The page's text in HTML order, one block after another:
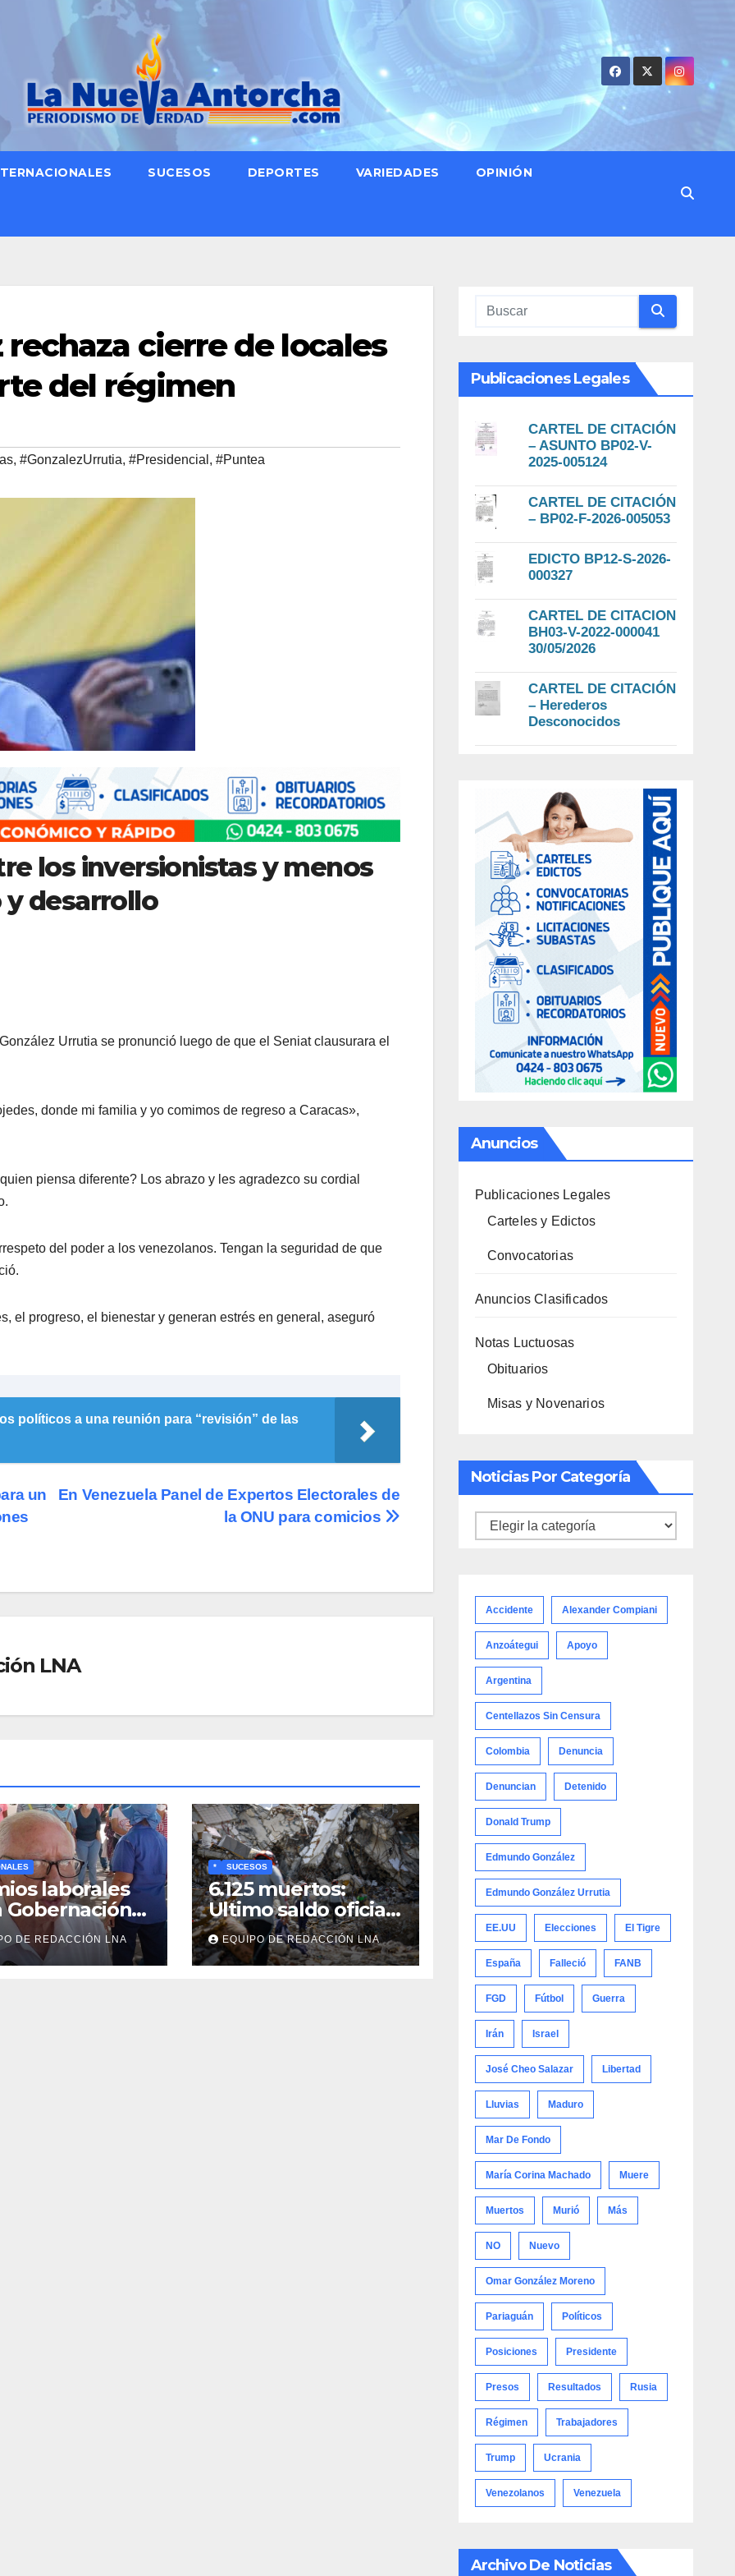
SUCESOS DEPORTES VARIEDADES OPINIÓN
cierre de locales
del régimen
, #GonzalezUrrutia, #Presidencial , #Puntea
los inversionistas y menos
desarrollo
Urrutia se pronunció luego de que el Seniat clausurara el
donde mi familia y yo comimos de regreso a Caracas»,
piensa diferente? Los abrazo y les agradezco su cordial
del poder a los venezolanos. Tengan la seguridad de que
el progreso, el bienestar y generan estrés en general, aseguró
políticos a una reunión para “revisión” de las
En Venezuela Panel de Expertos Electorales de
la ONU para comicios
un
LNA
laborales
Gobernación
de Bono
de 100
DE REDACCIÓN LNA
* SUCESOS
6.125 muertos:
Ultimo saldo oficial
y búsqueda de
cadáveres continúa
entre los
EQUIPO DE REDACCIÓN LNA
Publicaciones Legales
CARTEL DE CITACIÓN
– ASUNTO BP02-V-
2025-005124
CARTEL DE CITACIÓN
– BP02-F-2026-005053
EDICTO BP12-S-2026-
000327
CARTEL DE CITACION
BH03-V-2022-000041
30/05/2026
CARTEL DE CITACIÓN
– Herederos
Desconocidos
Anuncios
Publicaciones Legales
Carteles y Edictos
Convocatorias
Anuncios Clasificados
Notas Luctuosas
Obituarios
Misas y Novenarios
Noticias Por Categoría
Noticias
Accidente Alexander Compiani
Anzoátegui Apoyo
Argentina
Centellazos Sin Censura
Colombia Denuncia
Denuncian Detenido
Donald Trump
Edmundo González
Edmundo González Urrutia
EE.UU Elecciones El Tigre
España Falleció FANB
FGD Fútbol Guerra
Irán Israel
José Cheo Salazar Libertad
Lluvias Maduro
Mar De Fondo
María Corina Machado Muere
Muertos Murió Más
NO Nuevo
Omar González Moreno
Pariaguán Políticos
Posiciones Presidente
Presos Resultados Rusia
Régimen Trabajadores
Trump Ucrania
Venezolanos Venezuela
Archivo De Noticias